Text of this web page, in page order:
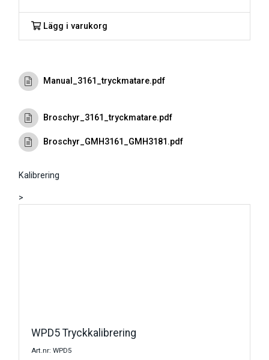
Lägg i varukorg
Manual_3161_tryckmatare.pdf
Broschyr_3161_tryckmatare.pdf
Broschyr_GMH3161_GMH3181.pdf
Kalibrering
>
WPD5 Tryckkalibrering
Art.nr: WPD5